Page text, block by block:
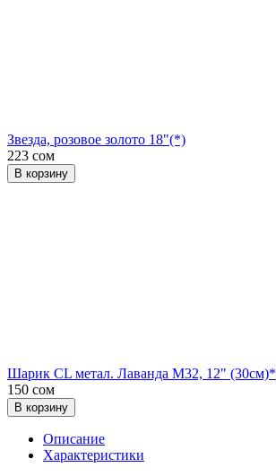
Звезда, розовое золото 18"(*)
223 сом
В корзину
Шарик CL метал. Лаванда М32, 12" (30см)*
150 сом
В корзину
Описание
Характеристики